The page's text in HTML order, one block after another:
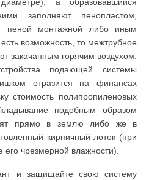
заполняют пенопластом,
пеной монтажной либо иным
возможность, то межтрубное
закачанным горячим воздухом.
подающей системы
отразится на финансах
стоимость полипропиленовых
подобным образом
прямо в землю либо же в
кирпичный лоток (при
его чрезмерной влажности).
и защищайте свою систему